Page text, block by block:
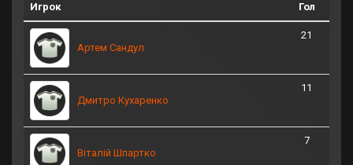
Игрок Гол
Артем Сандул
21
Дмитро Кухаренко
11
Віталій Шпартко
7